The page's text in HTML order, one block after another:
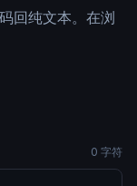
回纯文本。在浏
0 字符